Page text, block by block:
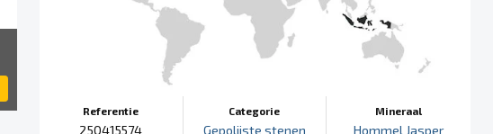
Referentie
250415574
Categorie
Gepolijste stenen
Mineraal
Hommel Jasper